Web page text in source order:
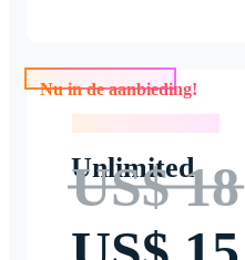
Nu in de aanbieding!
Unlimited
US$ 18